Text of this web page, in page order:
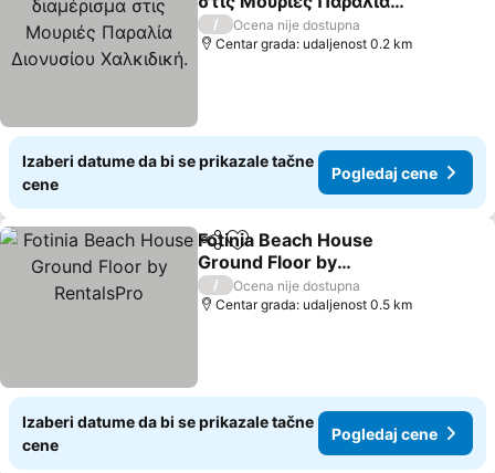
Διονυσίου Χαλκιδική.
/
Ocena nije dostupna
Centar grada: udaljenost 0.2 km
Izaberi datume da bi se prikazale tačne
cene
Pogledaj cene
Deli Dodati u favorite
Fotinia Beach House
Ground Floor by
RentalsPro
/
Ocena nije dostupna
Centar grada: udaljenost 0.5 km
Izaberi datume da bi se prikazale tačne
cene
Pogledaj cene